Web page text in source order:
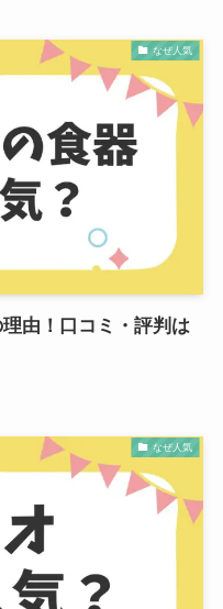
なぜ人気
由！口コミ・評判は
なぜ人気